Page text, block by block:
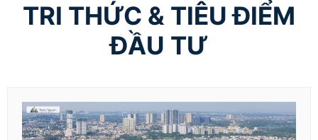
TRI THỨC & TIÊU ĐIỂM
ĐẦU TƯ